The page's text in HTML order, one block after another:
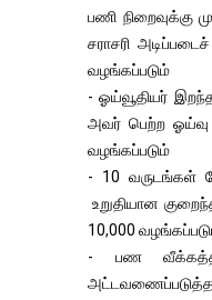
பணி நிறைவுக்கு
சராசரி
வழங்கப்படும்
- ஓய்வூதியர்
அவர் பெற்ற ஓய்வு
வழங்கப்படும்
- 10 வருடங்கள்
உறுதியான
10,000
- பண